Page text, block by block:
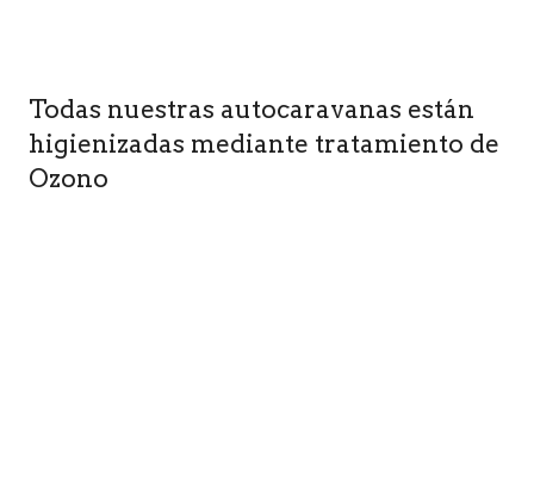
Todas nuestras autocaravanas están
higienizadas mediante tratamiento de
Ozono